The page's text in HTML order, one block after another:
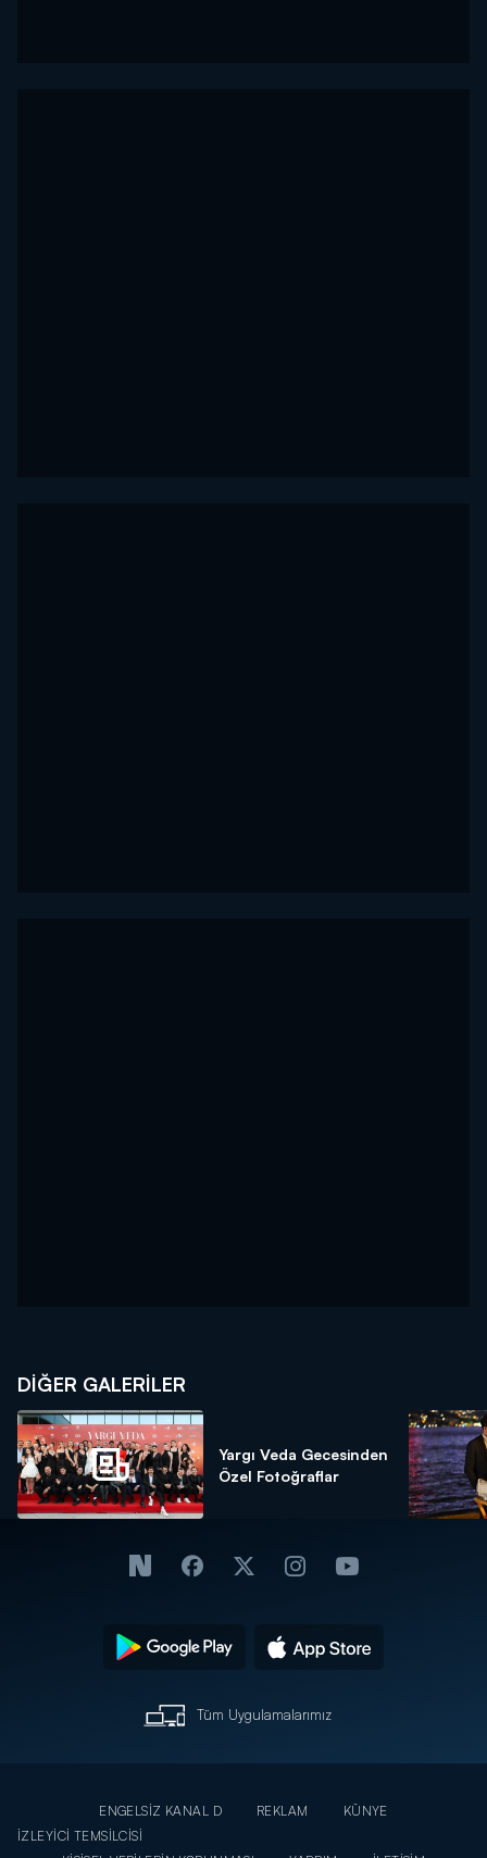
DİĞER GALERİLER
Yargı Veda Gecesinden
Özel Fotoğraflar
Tüm Uygulamalarımız
ENGELSİZ KANAL D REKLAM
KÜNYE
İZLEYİCİ TEMSİLCİSİ